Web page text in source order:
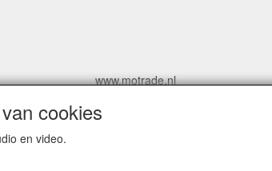
www.motrade.nl
cookies
en video.